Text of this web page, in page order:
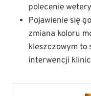
polecenie
Pojawienie się
zmiana koloru
kleszczowym to
interwencji